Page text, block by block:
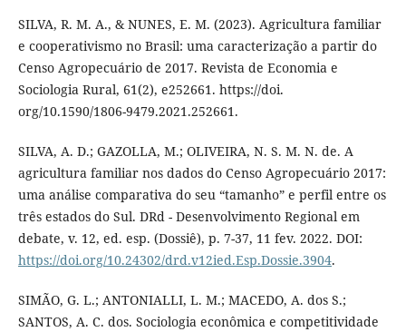
SILVA, R. M. A., & NUNES, E. M. (2023). Agricultura familiar
e cooperativismo no Brasil: uma caracterização a partir do
Censo Agropecuário de 2017. Revista de Economia e
Sociologia Rural, 61(2), e252661. https://doi.
org/10.1590/1806-9479.2021.252661.
SILVA, A. D.; GAZOLLA, M.; OLIVEIRA, N. S. M. N. de. A
agricultura familiar nos dados do Censo Agropecuário 2017:
uma análise comparativa do seu “tamanho” e perfil entre os
três estados do Sul. DRd - Desenvolvimento Regional em
debate, v. 12, ed. esp. (Dossiê), p. 7-37, 11 fev. 2022. DOI:
https://doi.org/10.24302/drd.v12ied.Esp.Dossie.3904.
SIMÃO, G. L.; ANTONIALLI, L. M.; MACEDO, A. dos S.;
SANTOS, A. C. dos. Sociologia econômica e competitividade